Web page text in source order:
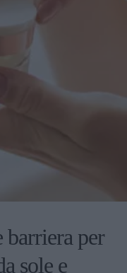
per
sole e